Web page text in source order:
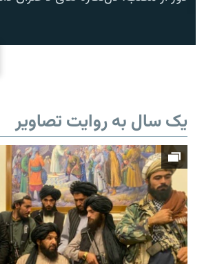
یک سال به روایت تصاویر